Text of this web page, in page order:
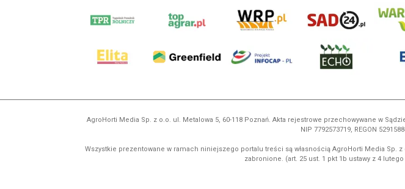
AgroHorti Media Sp. z o.o. ul. Metalowa 5, 60-118 Poznań. Akta rejestrowe przechowywane w
NIP 7792573719, REGON
Wszystkie prezentowane w ramach niniejszego portalu treści są własnością AgroHorti Media
zabronione. (art. 25 ust. 1 pkt 1b ustawy z 4